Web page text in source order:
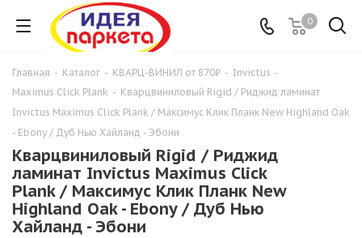
0
Главная - Каталог - КВАРЦ-ВИНИЛ от 870₽ - Invictus -
Maximus Click Plank - Кварцвиниловый Rigid / Риджид ламинат
Invictus Maximus Click Plank / Максимус Клик Планк New Highland Oak
- Ebony / Дуб Нью Хайланд - Эбони
Кварцвиниловый Rigid / Риджид
ламинат Invictus Maximus Click
Plank / Максимус Клик Планк New
Highland Oak - Ebony / Дуб Нью
Хайланд - Эбони